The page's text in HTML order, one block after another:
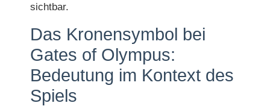
sichtbar.
Das Kronensymbol bei
Gates of Olympus:
Bedeutung im Kontext des
Spiels